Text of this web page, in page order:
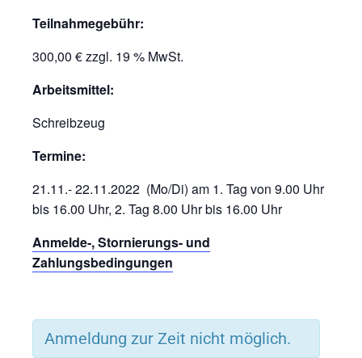
Teilnahmegebühr:
300,00 € zzgl. 19 % MwSt.
Arbeitsmittel:
Schreibzeug
Termine:
21.11.- 22.11.2022 (Mo/Di) am 1. Tag von 9.00 Uhr
bis 16.00 Uhr, 2. Tag 8.00 Uhr bis 16.00 Uhr
Anmelde-, Stornierungs- und
Zahlungsbedingungen
Anmeldung zur Zeit nicht möglich.